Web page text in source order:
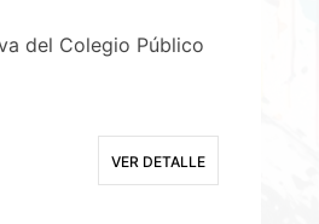
del Colegio Público
VER DETALLE